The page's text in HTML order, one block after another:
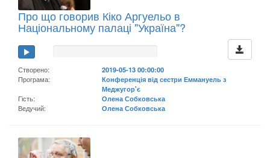
Про що говорив Кіко Аргуельо в
Національному палаці "Україна"?
Створено:
2019-05-13 00:00:00
Програма:
Конференція від сестри Еммануель з
Меджугор'є
Гість:
Олена Собковська
Ведучий:
Олена Собковська